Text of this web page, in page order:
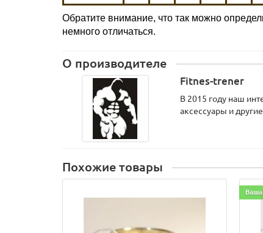
Обратите внимание, что так можно
немного отличаться.
О производителе
Fitnes-trener
В 2015 году наш
аксессуары и
Похожие товары
Ваша